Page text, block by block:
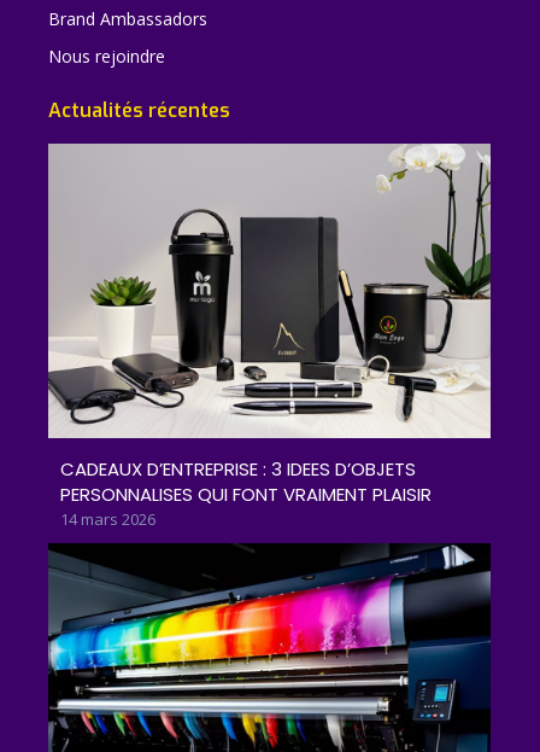
Brand Ambassadors
Nous rejoindre
Actualités récentes
CADEAUX D’ENTREPRISE : 3 IDEES D’OBJETS
PERSONNALISES QUI FONT VRAIMENT PLAISIR
14 mars 2026